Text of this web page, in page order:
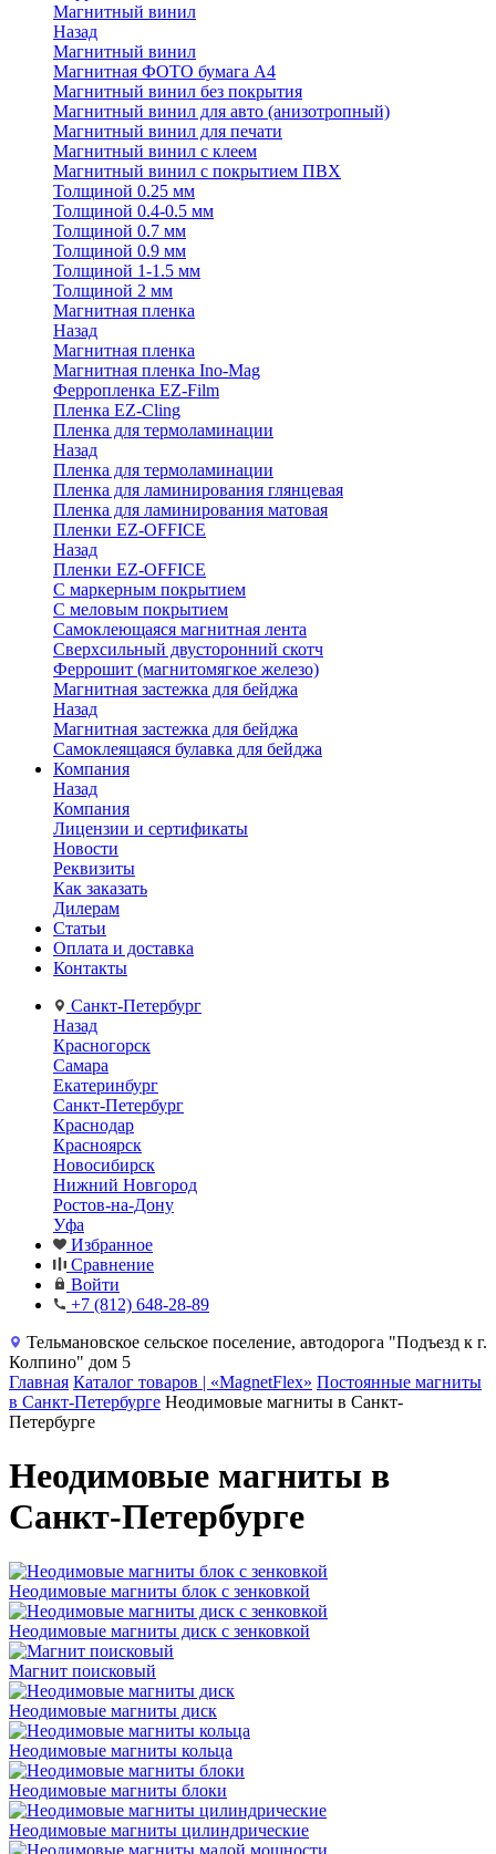
Магнитный винил
Назад
Магнитный винил
Магнитная ФОТО бумага А4
Магнитный винил без покрытия
Магнитный винил для авто (анизотропный)
Магнитный винил для печати
Магнитный винил с клеем
Магнитный винил с покрытием ПВХ
Толщиной 0.25 мм
Толщиной 0.4-0.5 мм
Толщиной 0.7 мм
Толщиной 0.9 мм
Толщиной 1-1.5 мм
Толщиной 2 мм
Магнитная пленка
Назад
Магнитная пленка
Магнитная пленка Ino-Mag
Ферропленка EZ-Film
Пленка EZ-Cling
Пленка для термоламинации
Назад
Пленка для термоламинации
Пленка для ламинирования глянцевая
Пленка для ламинирования матовая
Пленки EZ-OFFICE
Назад
Пленки EZ-OFFICE
С маркерным покрытием
С меловым покрытием
Самоклеющаяся магнитная лента
Сверхсильный двусторонний скотч
Феррошит (магнитомягкое железо)
Магнитная застежка для бейджа
Назад
Магнитная застежка для бейджа
Самоклеящаяся булавка для бейджа
Компания
Назад
Компания
Лицензии и сертификаты
Новости
Реквизиты
Как заказать
Дилерам
Статьи
Оплата и доставка
Контакты
Санкт-Петербург
Назад
Красногорск
Самара
Екатеринбург
Санкт-Петербург
Краснодар
Красноярск
Новосибирск
Нижний Новгород
Ростов-на-Дону
Уфа
Избранное
Сравнение
Войти
+7 (812) 648-28-89
Тельмановское сельское поселение, автодорога "Подъезд к г.
Колпино" дом 5
Главная Каталог товаров | «MagnetFlex» Постоянные магниты
в Санкт-Петербурге Неодимовые магниты в Санкт-
Петербурге
Неодимовые магниты в
Санкт-Петербурге
Неодимовые магниты блок с зенковкой
Неодимовые магниты диск с зенковкой
Магнит поисковый
Неодимовые магниты диск
Неодимовые магниты кольца
Неодимовые магниты блоки
Неодимовые магниты цилиндрические